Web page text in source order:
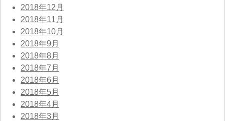
2018年12月
2018年11月
2018年10月
2018年9月
2018年8月
2018年7月
2018年6月
2018年5月
2018年4月
2018年3月